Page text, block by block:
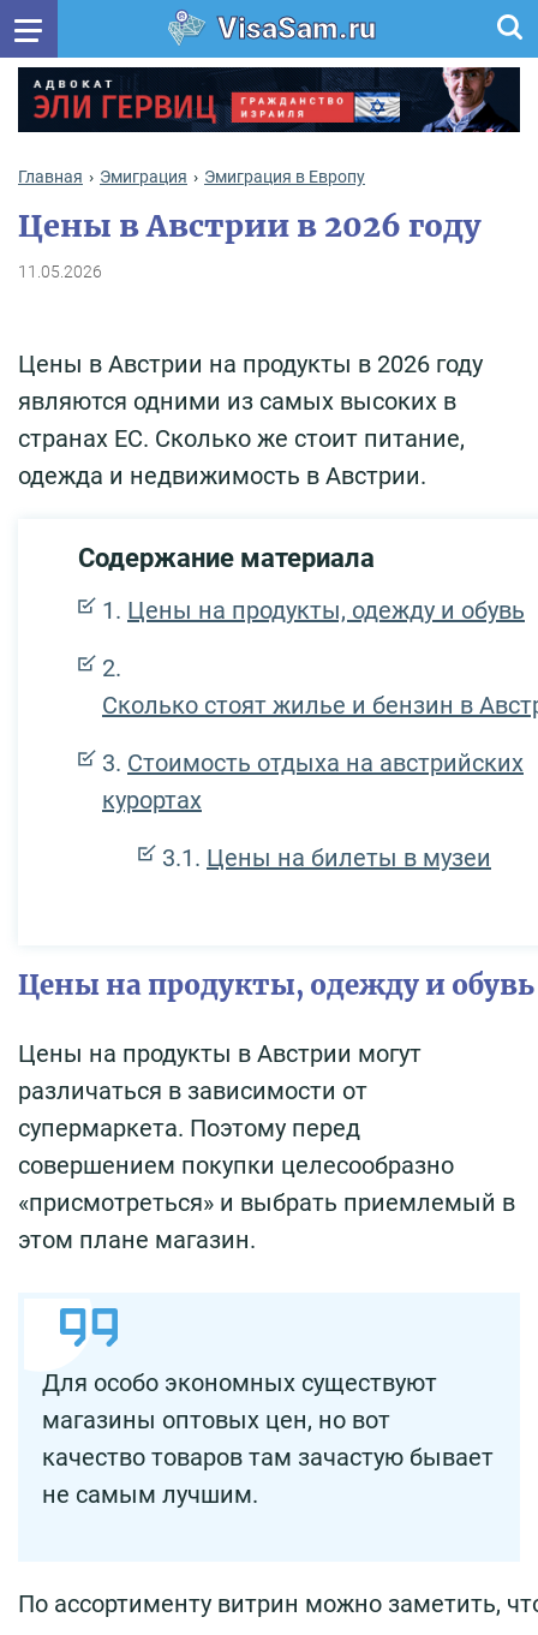
VisaSam.ru
Главная Эмиграция Эмиграция в Европу
Цены в Австрии в 2026 году
11.05.2026
Цены в Австрии на продукты в 2026 году
являются одними из самых высоких в
странах ЕС. Сколько же стоит питание,
одежда и недвижимость в Австрии.
Содержание материала
Цены на продукты, одежду и обувь
Сколько стоят жилье и бензин в
Стоимость отдыха на австрийских
курортах
Цены на билеты в музеи
Цены на продукты, одежду и обувь
Цены на продукты в Австрии могут
различаться в зависимости от
супермаркета. Поэтому перед
совершением покупки целесообразно
«присмотреться» и выбрать приемлемый в
этом плане магазин.
Для особо экономных существуют
магазины оптовых цен, но вот
качество товаров там зачастую бывает
не самым лучшим.
По ассортименту витрин можно заметить,